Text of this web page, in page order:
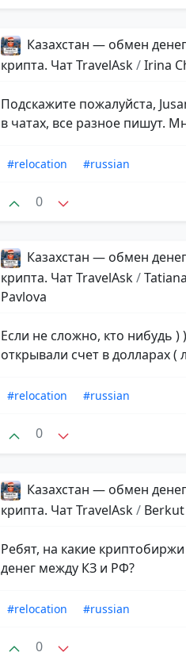
Казахстан — обмен
крипта. Чат TravelAsk/Irina
Подскажите пожалуйста,
в чатах, все разное пишут.
#relocation #russian
0
Казахстан — обмен
крипта. Чат TravelAsk/Tatiana
Pavlova
Если не сложно, кто нибудь )
открывали счет в долларах (
#relocation #russian
0
Казахстан — обмен
крипта. Чат TravelAsk/
Ребят, на какие
денег между КЗ и РФ?
#relocation #russian
0